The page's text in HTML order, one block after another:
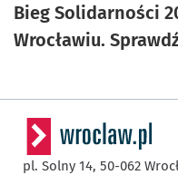
Bieg Solidarności
Wrocławiu.
pl. Solny 14, 50-062